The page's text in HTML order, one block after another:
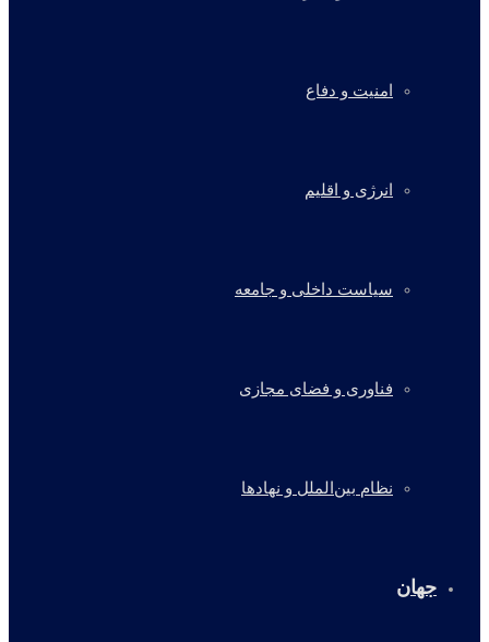
امنیت و دفاع
انرژی و اقلیم
سیاست داخلی و جامعه
فناوری و فضای مجازی
نظام بین‌الملل و نهادها
جهان